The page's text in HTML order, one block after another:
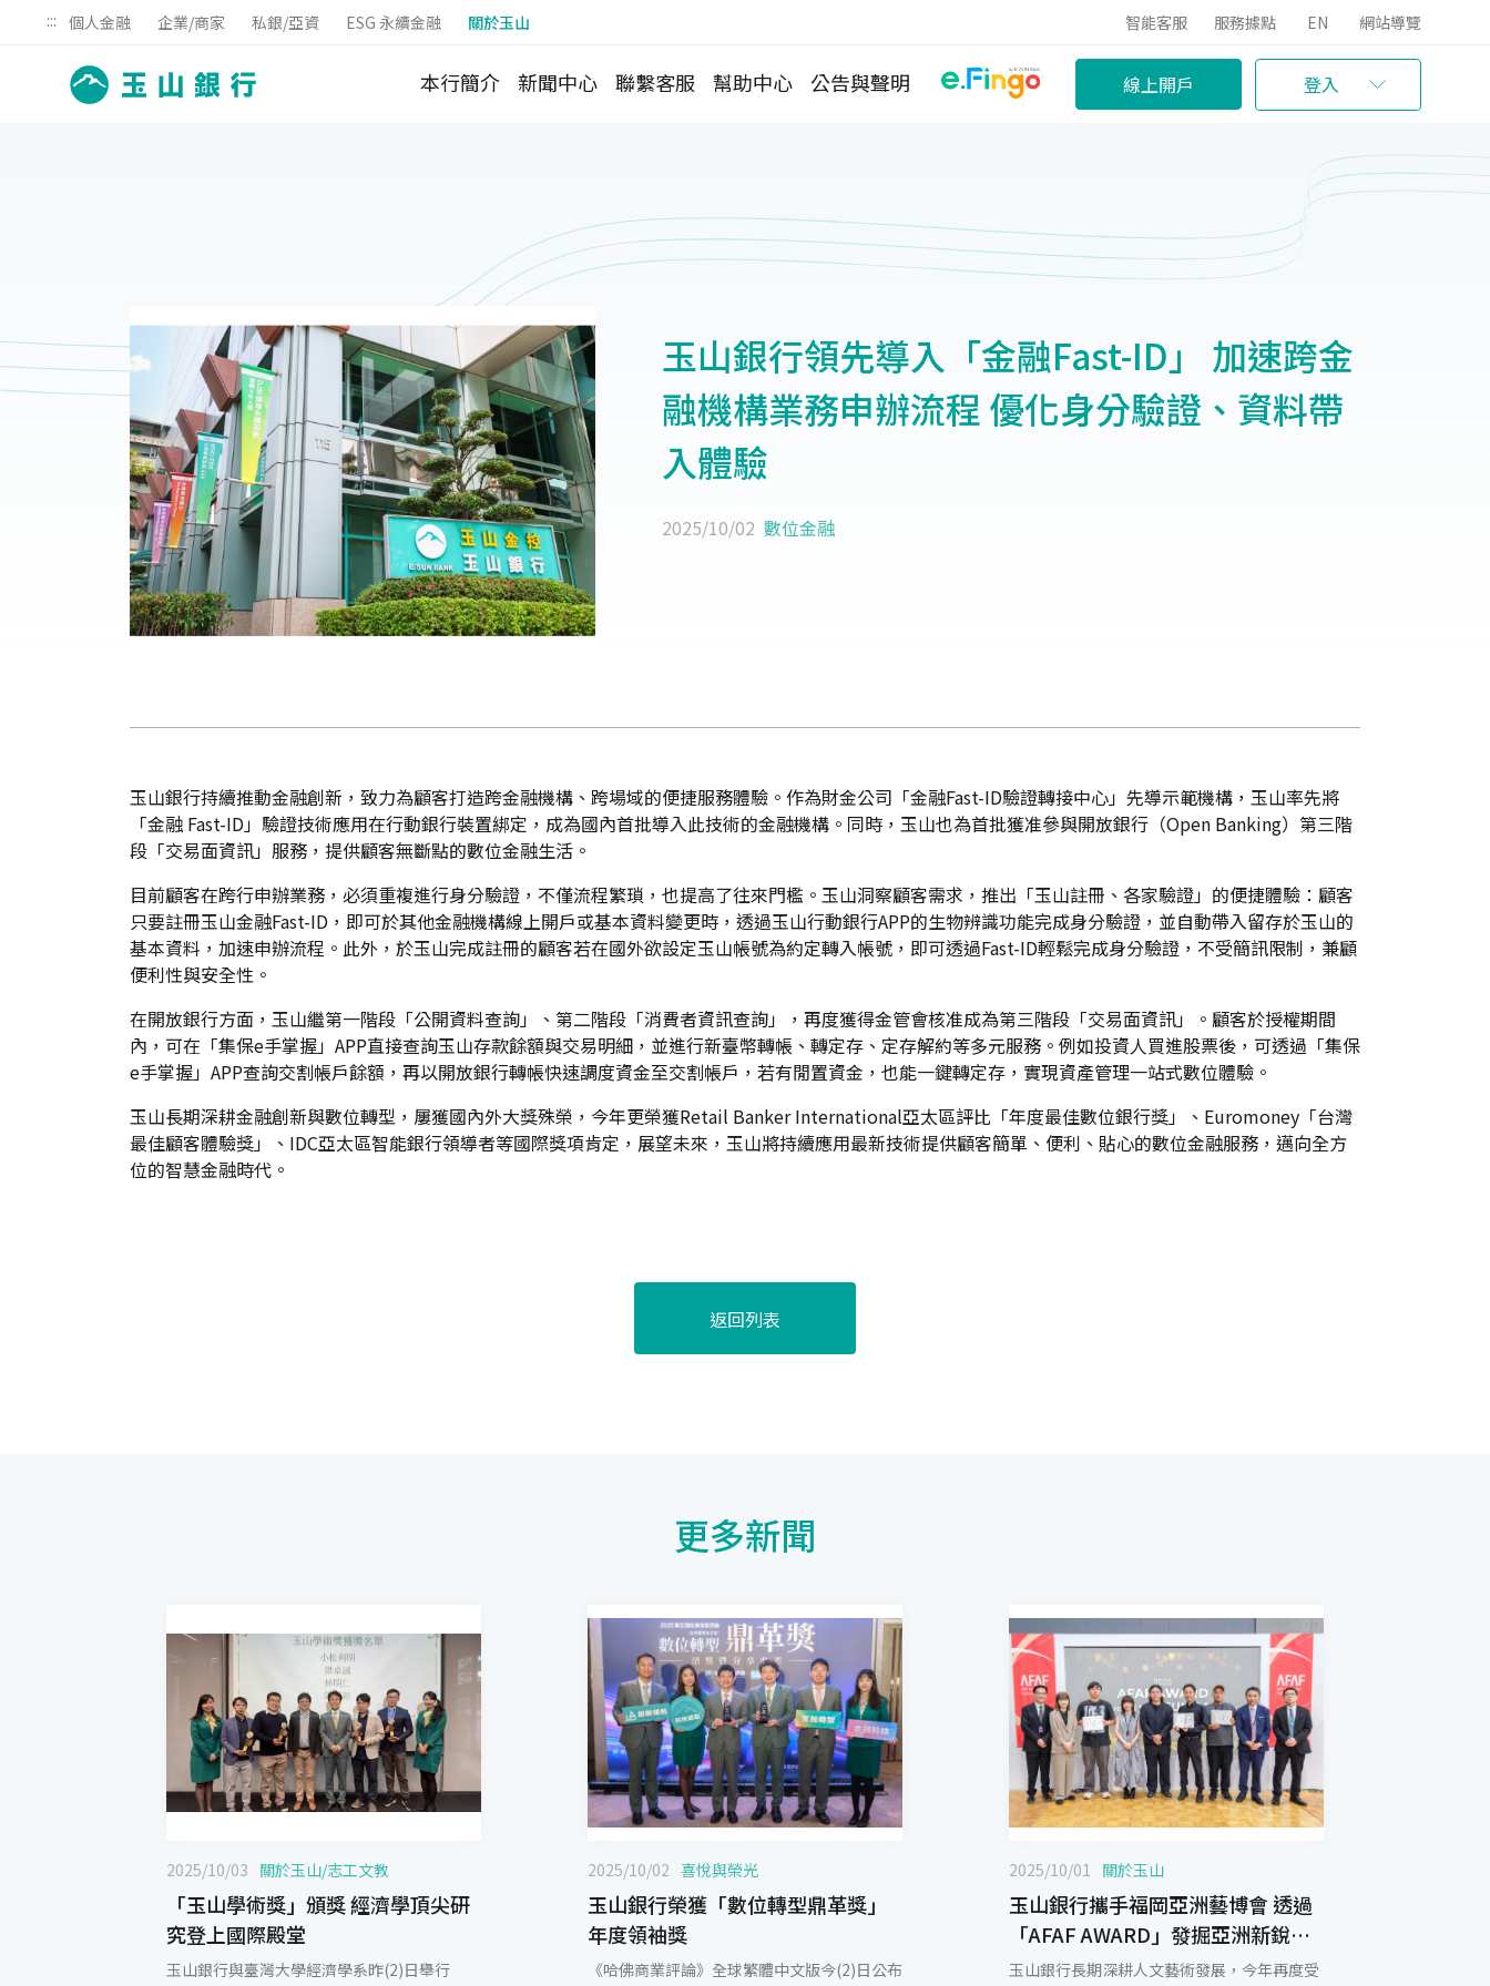
::: 個人金融 企業/商家 私銀/亞資 ESG 永續金融 關於玉山 智能客服 服務據點 EN 網站導覽
本行簡介 新聞中心 聯繫客服 幫助中心 公告與聲明 線上開戶 登入
玉山銀行領先導入「金融Fast-ID」 加速跨金
融機構業務申辦流程 優化身分驗證、資料帶
入體驗
2025/10/02 數位金融
玉山銀行持續推動金融創新，致力為顧客打造跨金融機構、跨場域的便捷服務體驗。作為財金公司「金融Fast-ID驗證轉接中心」先導示範機構，玉山率先將
「金融 Fast-ID」驗證技術應用在行動銀行裝置綁定，成為國內首批導入此技術的金融機構。同時，玉山也為首批獲准參與開放銀行（Open Banking）第三階
段「交易面資訊」服務，提供顧客無斷點的數位金融生活。
目前顧客在跨行申辦業務，必須重複進行身分驗證，不僅流程繁瑣，也提高了往來門檻。玉山洞察顧客需求，推出「玉山註冊、各家驗證」的便捷體驗：顧客
只要註冊玉山金融Fast-ID，即可於其他金融機構線上開戶或基本資料變更時，透過玉山行動銀行APP的生物辨識功能完成身分驗證，並自動帶入留存於玉山的
基本資料，加速申辦流程。此外，於玉山完成註冊的顧客若在國外欲設定玉山帳號為約定轉入帳號，即可透過Fast-ID輕鬆完成身分驗證，不受簡訊限制，兼顧
便利性與安全性。
在開放銀行方面，玉山繼第一階段「公開資料查詢」、第二階段「消費者資訊查詢」，再度獲得金管會核准成為第三階段「交易面資訊」。顧客於授權期間
內，可在「集保e手掌握」APP直接查詢玉山存款餘額與交易明細，並進行新臺幣轉帳、轉定存、定存解約等多元服務。例如投資人買進股票後，可透過「集保
e手掌握」APP查詢交割帳戶餘額，再以開放銀行轉帳快速調度資金至交割帳戶，若有閒置資金，也能一鍵轉定存，實現資產管理一站式數位體驗。
玉山長期深耕金融創新與數位轉型，屢獲國內外大獎殊榮，今年更榮獲Retail Banker International亞太區評比「年度最佳數位銀行獎」、Euromoney「台灣
最佳顧客體驗獎」、IDC亞太區智能銀行領導者等國際獎項肯定，展望未來，玉山將持續應用最新技術提供顧客簡單、便利、貼心的數位金融服務，邁向全方
位的智慧金融時代。
返回列表
更多新聞
2025/10/03 關於玉山/志工文教
「玉山學術獎」頒獎 經濟學頂尖研
究登上國際殿堂
玉山銀行與臺灣大學經濟學系昨(2)日舉行
2025/10/02 喜悅與榮光
玉山銀行榮獲「數位轉型鼎革獎」
年度領袖獎
《哈佛商業評論》全球繁體中文版今(2)日公布
2025/10/01 關於玉山
玉山銀行攜手福岡亞洲藝博會 透過
「AFAF AWARD」發掘亞洲新銳藝
術家
玉山銀行長期深耕人文藝術發展，今年再度受